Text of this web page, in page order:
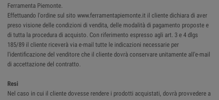
Ferramenta Piemonte.
Effettuando l'ordine sul sito www.ferramentapiemonte.it il cliente dichiara di aver
preso visione delle condizioni di vendita, delle modalità di pagamento proposte e
di tutta la procedura di acquisto. Con riferimento espresso agli art. 3 e 4 dlgs
185/89 il cliente riceverà via e-mail tutte le indicazioni necessarie per
l'identificazione del venditore che il cliente dovrà conservare unitamente all'e-mail
di accettazione del contratto.
Resi
Nel caso in cui il cliente dovesse rendere i prodotti acquistati, dovrà provvedere a